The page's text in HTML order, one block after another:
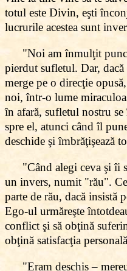
totul este Divin, eşti
lucrurile acestea sunt
"Noi am înmulţit
pierdut sufletul. Dar,
merge pe o direcţie
noi, într-o lume
în afară, sufletul nostru
spre el, atunci când îl
deschide şi îmbrăţişează
"Când alegi ceva şi îi
un invers, numit "rău".
parte de rău, dacă insistă
Ego-ul urmăreşte
conflict şi să obţină
obţină satisfacţia
"Eram deschis –